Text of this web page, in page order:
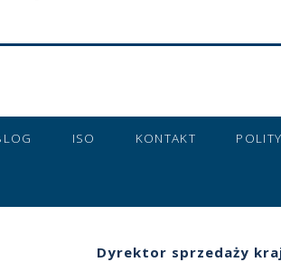
ISO KONTAKT
Dyrektor sprzedaży